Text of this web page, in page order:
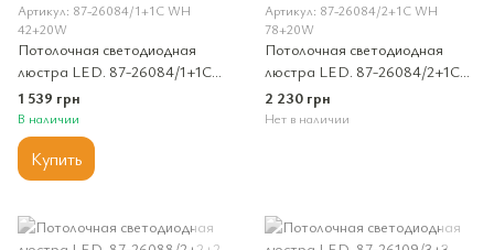
Артикул: 87-26084/1+1C WH
42+20W
Потолочная светодиодная
люстра LED. 87-26084/1+1C
WH 42+20W
1 539 грн
В наличии
Купить
Артикул: 87-26084/2+1C WH
78+20W
Потолочная светодиодная
люстра LED. 87-26084/2+1C
WH 78+20W
2 230 грн
Нет в наличии